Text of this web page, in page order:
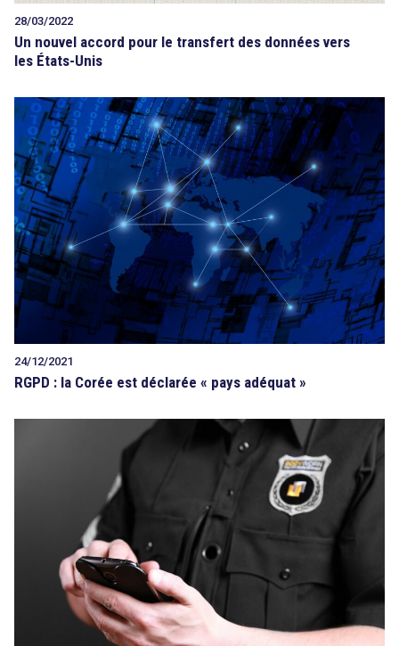
28/03/2022
Un nouvel accord pour le transfert des données vers
les États-Unis
24/12/2021
RGPD : la Corée est déclarée « pays adéquat »